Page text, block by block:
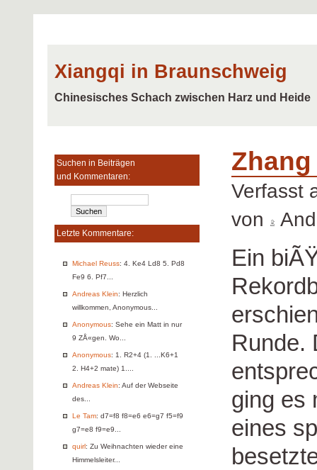
Xiangqi in Braunschweig
Chinesisches Schach zwischen Harz und Heide
Suchen in Beiträgen
und Kommentaren:
Letzte Kommentare:
Michael Reuss: 4. Ke4 Ld8 5. Pd8
Fe9 6. Pf7...
Andreas Klein: Herzlich
willkommen, Anonymous...
Anonymous: Sehe ein Matt in nur
9 ZÅ«gen. Wo...
Anonymous: 1. R2+4 (1. ...K6+1
2. H4+2 mate) 1....
Andreas Klein: Auf der Webseite
des...
Le Tam: d7=f8 f8=e6 e6=g7 f5=f9
g7=e8 f9=e9...
quirl: Zu Weihnachten wieder eine
Himmelsleiter...
Verfasst
von
Ein
Runde.
ging es
eines